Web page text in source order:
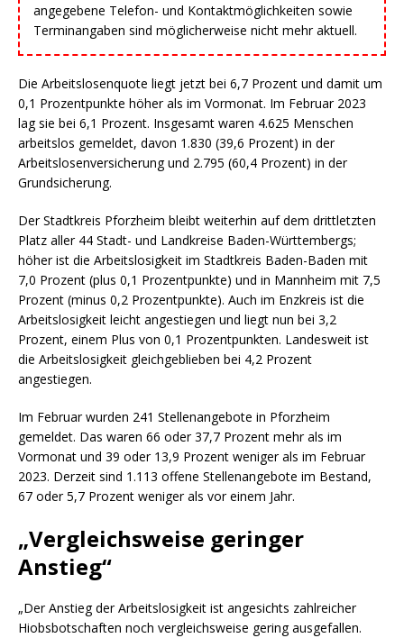
angegebene Telefon- und Kontaktmöglichkeiten sowie
Terminangaben sind möglicherweise nicht mehr aktuell.
Die Arbeitslosenquote liegt jetzt bei 6,7 Prozent und damit um
0,1 Prozentpunkte höher als im Vormonat. Im Februar 2023
lag sie bei 6,1 Prozent. Insgesamt waren 4.625 Menschen
arbeitslos gemeldet, davon 1.830 (39,6 Prozent) in der
Arbeitslosenversicherung und 2.795 (60,4 Prozent) in der
Grundsicherung.
Der Stadtkreis Pforzheim bleibt weiterhin auf dem drittletzten
Platz aller 44 Stadt- und Landkreise Baden-Württembergs;
höher ist die Arbeitslosigkeit im Stadtkreis Baden-Baden mit
7,0 Prozent (plus 0,1 Prozentpunkte) und in Mannheim mit 7,5
Prozent (minus 0,2 Prozentpunkte). Auch im Enzkreis ist die
Arbeitslosigkeit leicht angestiegen und liegt nun bei 3,2
Prozent, einem Plus von 0,1 Prozentpunkten. Landesweit ist
die Arbeitslosigkeit gleichgeblieben bei 4,2 Prozent
angestiegen.
Im Februar wurden 241 Stellenangebote in Pforzheim
gemeldet. Das waren 66 oder 37,7 Prozent mehr als im
Vormonat und 39 oder 13,9 Prozent weniger als im Februar
2023. Derzeit sind 1.113 offene Stellenangebote im Bestand,
67 oder 5,7 Prozent weniger als vor einem Jahr.
„Vergleichsweise geringer
Anstieg“
„Der Anstieg der Arbeitslosigkeit ist angesichts zahlreicher
Hiobsbotschaften noch vergleichsweise gering ausgefallen.